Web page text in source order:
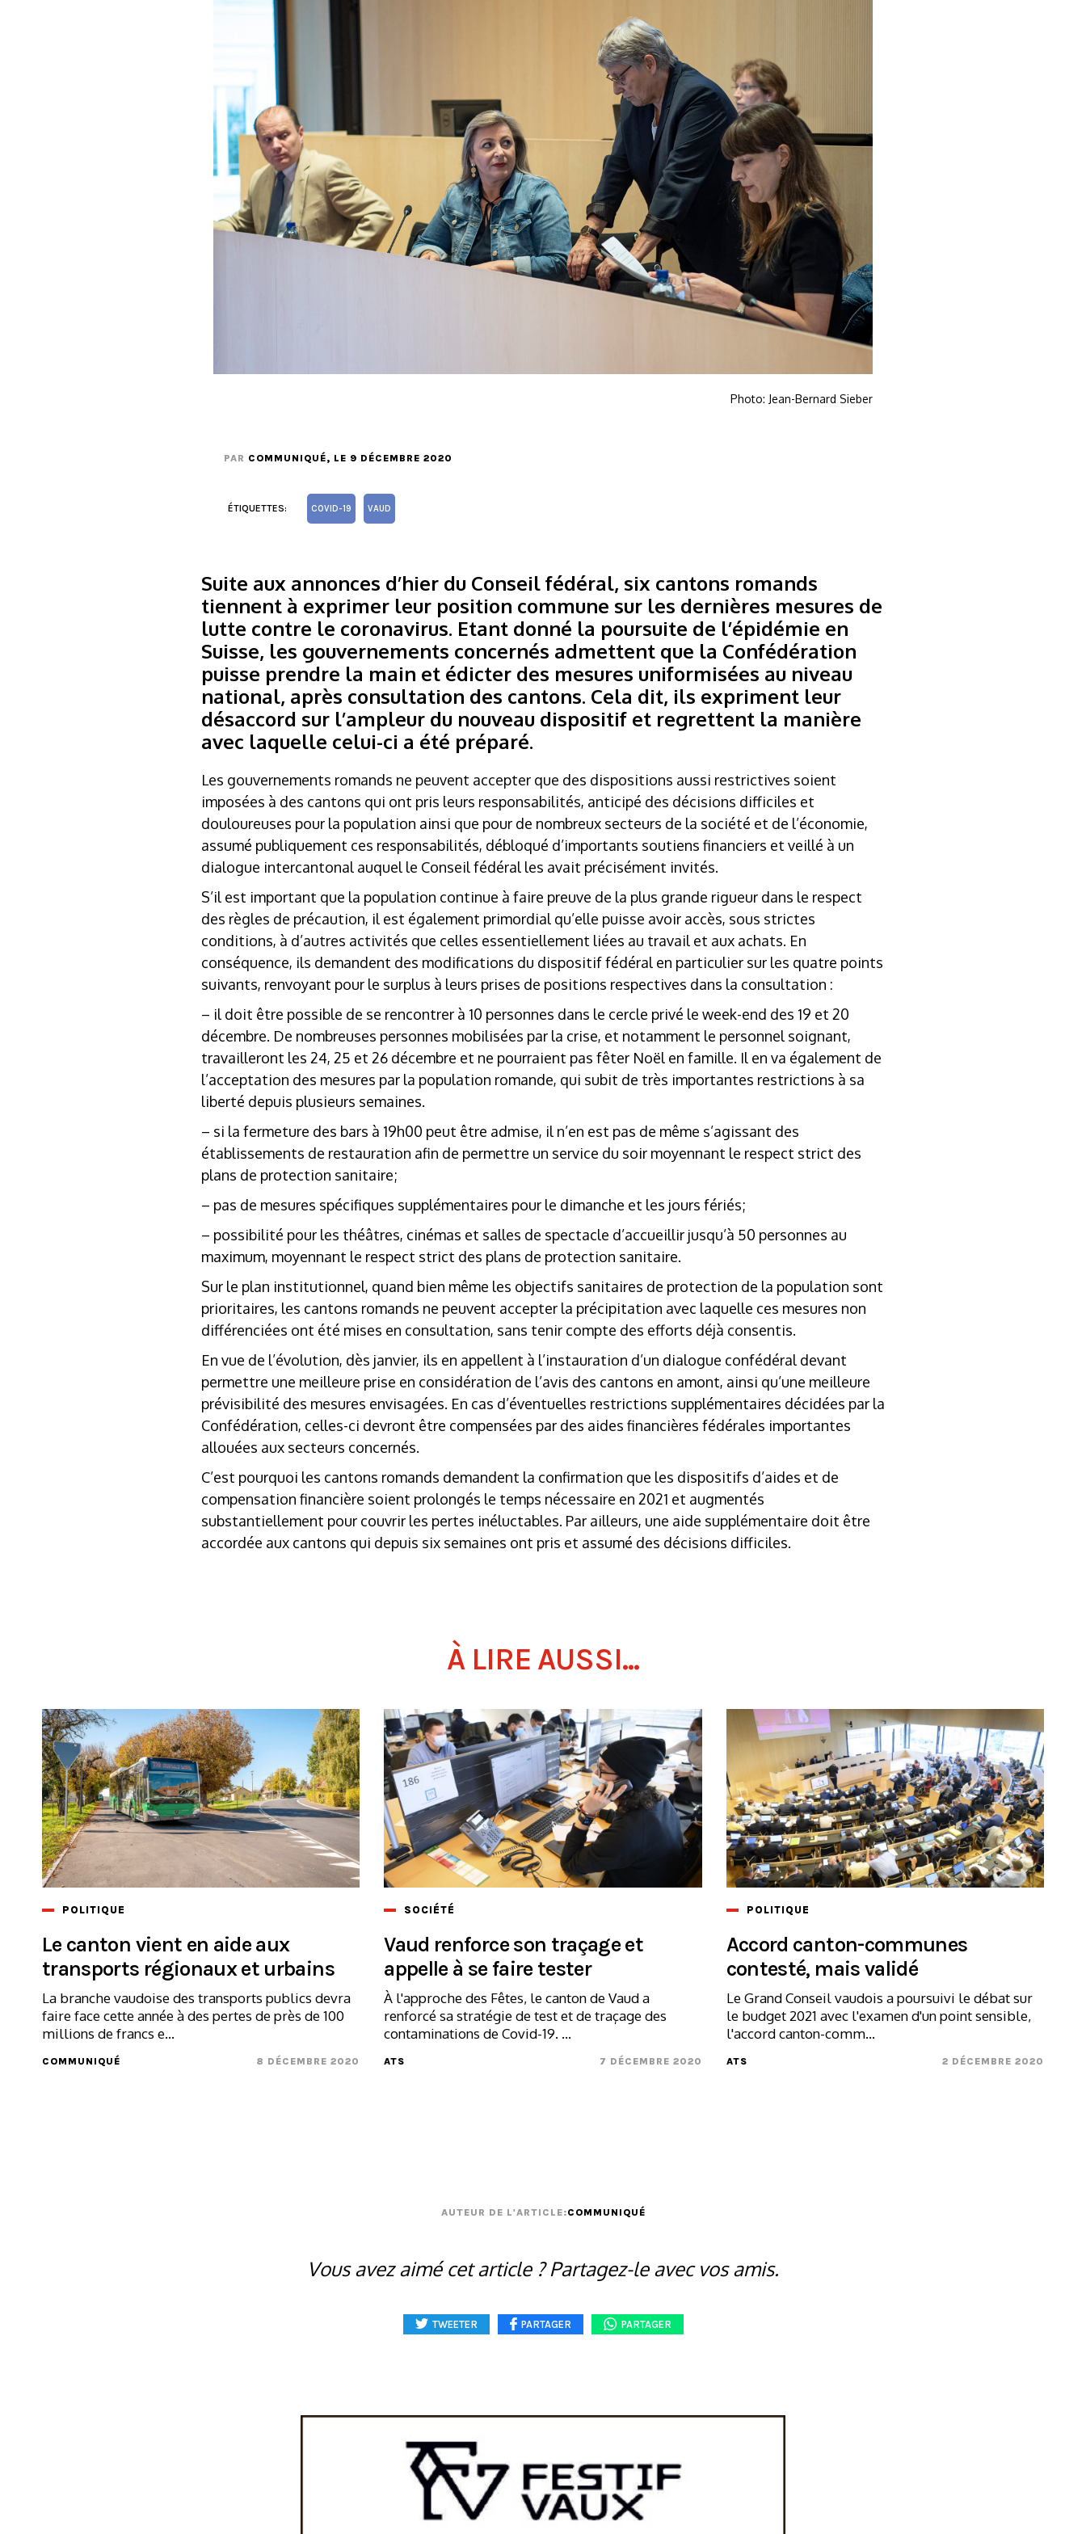
Photo: Jean-Bernard Sieber
PAR COMMUNIQUÉ, LE 9 DÉCEMBRE 2020
ÉTIQUETTES: COVID-19 VAUD
Suite aux annonces d’hier du Conseil fédéral, six cantons romands
tiennent à exprimer leur position commune sur les dernières mesures de
lutte contre le coronavirus. Etant donné la poursuite de l’épidémie en
Suisse, les gouvernements concernés admettent que la Confédération
puisse prendre la main et édicter des mesures uniformisées au niveau
national, après consultation des cantons. Cela dit, ils expriment leur
désaccord sur l’ampleur du nouveau dispositif et regrettent la manière
avec laquelle celui-ci a été préparé.
Les gouvernements romands ne peuvent accepter que des dispositions aussi restrictives soient
imposées à des cantons qui ont pris leurs responsabilités, anticipé des décisions difficiles et
douloureuses pour la population ainsi que pour de nombreux secteurs de la société et de l’économie,
assumé publiquement ces responsabilités, débloqué d’importants soutiens financiers et veillé à un
dialogue intercantonal auquel le Conseil fédéral les avait précisément invités.
S’il est important que la population continue à faire preuve de la plus grande rigueur dans le respect
des règles de précaution, il est également primordial qu’elle puisse avoir accès, sous strictes
conditions, à d’autres activités que celles essentiellement liées au travail et aux achats. En
conséquence, ils demandent des modifications du dispositif fédéral en particulier sur les quatre points
suivants, renvoyant pour le surplus à leurs prises de positions respectives dans la consultation :
– il doit être possible de se rencontrer à 10 personnes dans le cercle privé le week-end des 19 et 20
décembre. De nombreuses personnes mobilisées par la crise, et notamment le personnel soignant,
travailleront les 24, 25 et 26 décembre et ne pourraient pas fêter Noël en famille. Il en va également de
l’acceptation des mesures par la population romande, qui subit de très importantes restrictions à sa
liberté depuis plusieurs semaines.
– si la fermeture des bars à 19h00 peut être admise, il n’en est pas de même s’agissant des
établissements de restauration afin de permettre un service du soir moyennant le respect strict des
plans de protection sanitaire;
– pas de mesures spécifiques supplémentaires pour le dimanche et les jours fériés;
– possibilité pour les théâtres, cinémas et salles de spectacle d’accueillir jusqu’à 50 personnes au
maximum, moyennant le respect strict des plans de protection sanitaire.
Sur le plan institutionnel, quand bien même les objectifs sanitaires de protection de la population sont
prioritaires, les cantons romands ne peuvent accepter la précipitation avec laquelle ces mesures non
différenciées ont été mises en consultation, sans tenir compte des efforts déjà consentis.
En vue de l’évolution, dès janvier, ils en appellent à l’instauration d’un dialogue confédéral devant
permettre une meilleure prise en considération de l’avis des cantons en amont, ainsi qu’une meilleure
prévisibilité des mesures envisagées. En cas d’éventuelles restrictions supplémentaires décidées par la
Confédération, celles-ci devront être compensées par des aides financières fédérales importantes
allouées aux secteurs concernés.
C’est pourquoi les cantons romands demandent la confirmation que les dispositifs d’aides et de
compensation financière soient prolongés le temps nécessaire en 2021 et augmentés
substantiellement pour couvrir les pertes inéluctables. Par ailleurs, une aide supplémentaire doit être
accordée aux cantons qui depuis six semaines ont pris et assumé des décisions difficiles.
À LIRE AUSSI...
POLITIQUE
Le canton vient en aide aux
transports régionaux et urbains
La branche vaudoise des transports publics devra
faire face cette année à des pertes de près de 100
millions de francs e...
COMMUNIQUÉ 8 DÉCEMBRE 2020
SOCIÉTÉ
Vaud renforce son traçage et
appelle à se faire tester
À l'approche des Fêtes, le canton de Vaud a
renforcé sa stratégie de test et de traçage des
contaminations de Covid-19. ...
ATS 7 DÉCEMBRE 2020
POLITIQUE
Accord canton-communes
contesté, mais validé
Le Grand Conseil vaudois a poursuivi le débat sur
le budget 2021 avec l'examen d'un point sensible,
l'accord canton-comm...
ATS 2 DÉCEMBRE 2020
AUTEUR DE L'ARTICLE:COMMUNIQUÉ
Vous avez aimé cet article ? Partagez-le avec vos amis.
TWEETER PARTAGER PARTAGER